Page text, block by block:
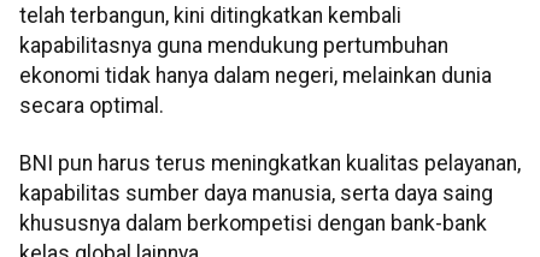
telah terbangun, kini ditingkatkan kembali
kapabilitasnya guna mendukung pertumbuhan
ekonomi tidak hanya dalam negeri, melainkan dunia
secara optimal.
BNI pun harus terus meningkatkan kualitas pelayanan,
kapabilitas sumber daya manusia, serta daya saing
khususnya dalam berkompetisi dengan bank-bank